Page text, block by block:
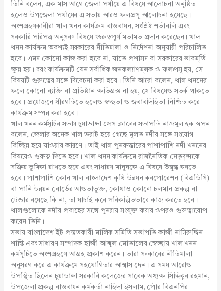
তিনি বলেন, এক মাস আগে জেলা পর্যায়ে এ বিষয়ে আলোচনা অনুষ্ঠিত
হলেও উপজেলা পর্যায়ের এ সভায় আরও ফলপ্রসূ আলোচনা হয়েছে।
অংশগ্রহণকারীরা খাল খনন কার্যক্রম বাস্তবায়ন, সংশ্লিষ্ট শর্তাবলি এবং
সরকারি পরিপত্র অনুসরণ বিষয়ে গুরুত্বপূর্ণ মতামত প্রদান করেছেন। খাল
খনন কার্যক্রম অবশ্যই সরকারের নীতিমালা ও নির্দেশনা অনুযায়ী পরিচালিত
হবে। এমন কোনো কাজ করা হবে না, যাতে প্রশাসন বা সরকারের ভাবমূর্তি
ক্ষুন্ন হয়। বরং কার্যক্রমটি যেন সর্বাধিক জনকল্যাণমূলক ও ফলপ্রসূ হয়, সে
বিষয়টি গুরুত্বের সঙ্গে বিবেচনা করা হবে। তিনি আরো বলেন, খাল খননের
ফলে কোনো ব্যক্তি বা প্রতিষ্ঠান ক্ষতিগ্রস্ত না হয়, সে বিষয়েও সতর্ক থাকতে
হবে। প্রয়োজনে ধীরগতিতে হলেও স্বচ্ছতা ও জবাবদিহিতা নিশ্চিত করে
কার্যক্রম সম্পন্ন করা হবে।
খাল খনন কর্মসূচির সভায় চুয়াডাঙ্গা প্রেস ক্লাবের সভাপতি নাজমুল হক স্বপন
বলেন, জেলার অনেক খাল ভরাট হয়ে গেছে মূলত নদীর সঙ্গে সংযোগ
বিচ্ছিন্ন হয়ে যাওয়ার কারণে। তাই খাল পুনরুদ্ধারের পাশাপাশি নদী খননের
বিষয়েও গুরুত্ব দিতে হবে। খাল খনন কার্যক্রমে রাজনৈতিক নেতৃবৃন্দকে
সক্রিয় ভূমিকা রাখতে হবে এবং সাধারণ মানুষকে এ বিষয়ে উদ্বুদ্ধ করতে
হবে। পাশাপাশি কোন খাল বাংলাদেশ কৃষি উন্নয়ন করপোরেশন (বিএডিসি)
বা পানি উন্নয়ন বোর্ডের আওতাভুক্ত, কোথাও কোনো চলমান প্রকল্প বা
টেন্ডার রয়েছে কি না, তা যাচাই করে পরিকল্পিতভাবে কাজ করতে হবে।
খালগুলোকে নদীর প্রবাহের সঙ্গে পুনরায় সংযুক্ত করার ওপরও গুরুত্বারোপ
করেন তিনি।
সভায় বাংলাদেশ ইট প্রস্তুতকারী মালিক সমিতি সভাপতি কাজী নাসিরুদ্দিন
শান্তি এবং সাধারণ সম্পাদক হাজী আব্দুল মোতালেব স্বেচ্ছায় খাল খনন
কর্মসূচিতে অংশগ্রহণে আগ্রহ প্রকাশ করেন। তারা সরকারের নীতিমালা
অনুসরণ করে এ কার্যক্রমে সহযোগিতার আশ্বাস দেন। এ সময় আরোও
উপস্থিত ছিলেন চুয়াডাঙ্গা সরকারি কলেজের সাবেক অধ্যক্ষ সিদ্দিকুর রহমান,
উপজেলা প্রকল্প বাস্তবায়ন কর্মকর্তা নাহিদা ইসলাম, পৌর বিএনপির